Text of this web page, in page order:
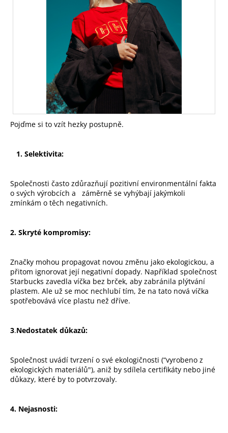
Pojďme si to vzít hezky postupně.
1. Selektivita:
Společnosti často zdůrazňují pozitivní environmentální fakta
o svých výrobcích a záměrně se vyhýbají jakýmkoli
zmínkám o těch negativních.
2. Skryté kompromisy:
Značky mohou propagovat novou změnu jako ekologickou, a
přitom ignorovat její negativní dopady. Například společnost
Starbucks zavedla víčka bez brček, aby zabránila plýtvání
plastem. Ale už se moc nechlubí tím, že na tato nová víčka
spotřebovává více plastu než dříve.
3.Nedostatek důkazů:
Společnost uvádí tvrzení o své ekologičnosti (“vyrobeno z
ekologických materiálů"), aniž by sdílela certifikáty nebo jiné
důkazy, které by to potvrzovaly.
4. Nejasnosti: